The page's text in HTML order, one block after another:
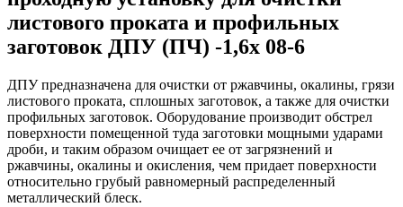
листового проката и профильных
заготовок ДПУ (ПЧ) -1,6х 08-6
ДПУ предназначена для очистки от ржавчины, окалины, грязи
листового проката, сплошных заготовок, а также для очистки
профильных заготовок. Оборудование производит обстрел
поверхности помещенной туда заготовки мощными ударами
дроби, и таким образом очищает ее от загрязнений и
ржавчины, окалины и окисления, чем придает поверхности
относительно грубый равномерный распределенный
металлический блеск.